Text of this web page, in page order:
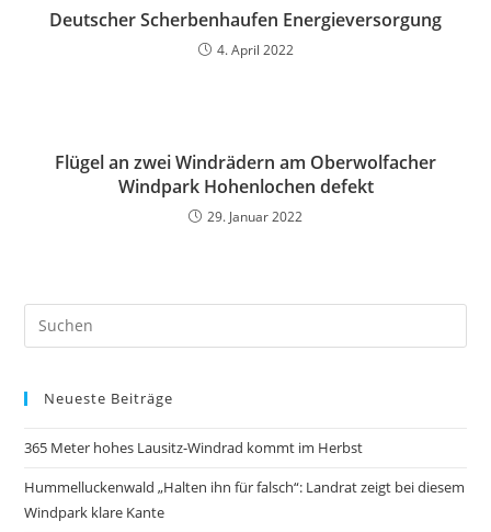
Deutscher Scherbenhaufen Energieversorgung
4. April 2022
Flügel an zwei Windrädern am Oberwolfacher
Windpark Hohenlochen defekt
29. Januar 2022
Neueste Beiträge
365 Meter hohes Lausitz-Windrad kommt im Herbst
Hummelluckenwald „Halten ihn für falsch“: Landrat zeigt bei diesem
Windpark klare Kante